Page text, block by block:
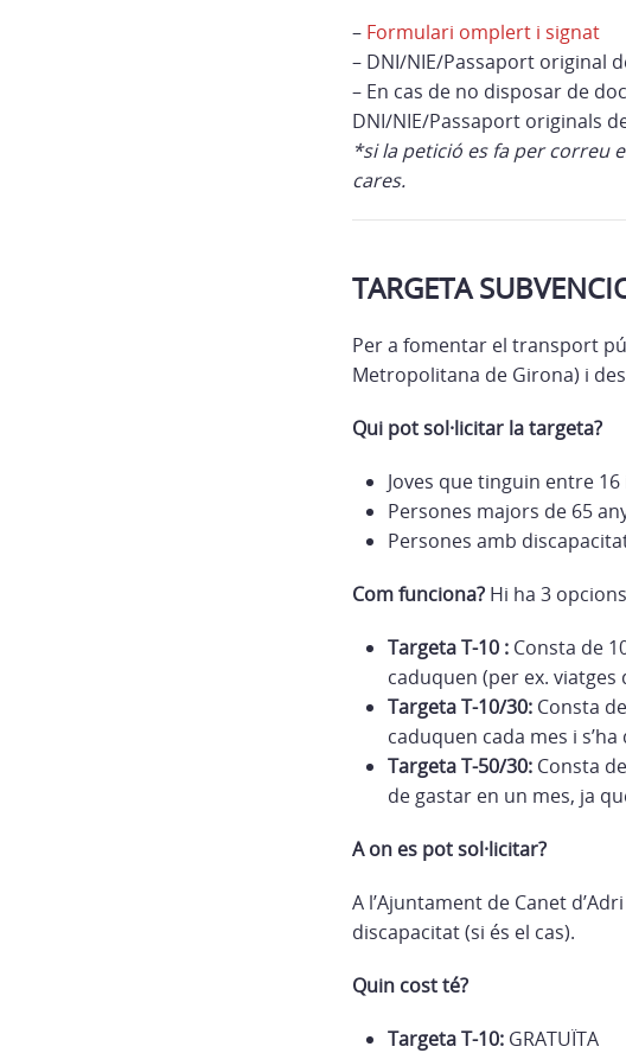
– Formulari omplert i signat
– DNI/NIE/Passaport original
– En cas de no disposar de
DNI/NIE/Passaport originals
*si la petició es fa per correu
cares.
TARGETA
Per a fomentar el transport
Metropolitana de Girona) i
Qui pot sol·licitar la targeta?
Joves que tinguin entre
Persones majors de 65
Persones amb
Com funciona? Hi ha 3
Targeta T-10 : Consta de
caduquen (per ex. viatges
Targeta T-10/30: Consta
caduquen cada mes i
Targeta T-50/30: Consta
de gastar en un mes, ja
A on es pot sol·licitar?
A l’Ajuntament de Canet
discapacitat (si és el cas).
Quin cost té?
Targeta T-10: GRATUÏTA